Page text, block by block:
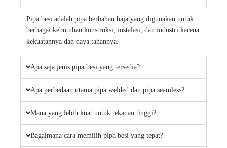
Pipa besi adalah pipa berbahan baja yang digunakan untuk
berbagai kebutuhan konstruksi, instalasi, dan industri karena
kekuatannya dan daya tahannya.
Apa saja jenis pipa besi yang tersedia?
Apa perbedaan utama pipa welded dan pipa seamless?
Mana yang lebih kuat untuk tekanan tinggi?
Bagaimana cara memilih pipa besi yang tepat?